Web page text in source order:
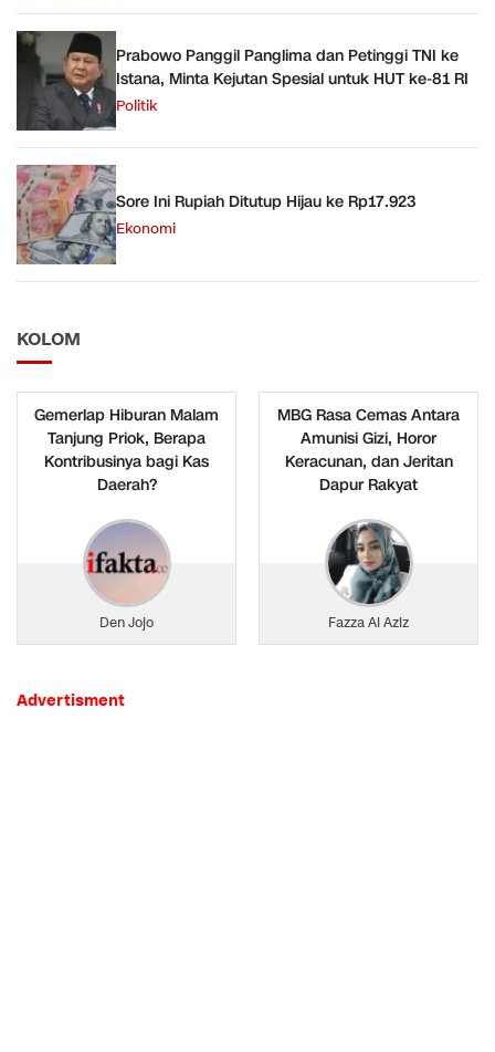
Prabowo Panggil Panglima dan Petinggi TNI ke
Istana, Minta Kejutan Spesial untuk HUT ke-81 RI
Politik
Sore Ini Rupiah Ditutup Hijau ke Rp17.923
Ekonomi
KOLOM
Gemerlap Hiburan Malam
Tanjung Priok, Berapa
Kontribusinya bagi Kas
Daerah?
Den Jojo
MBG Rasa Cemas Antara
Amunisi Gizi, Horor
Keracunan, dan Jeritan
Dapur Rakyat
Fazza Al Aziz
Advertisment